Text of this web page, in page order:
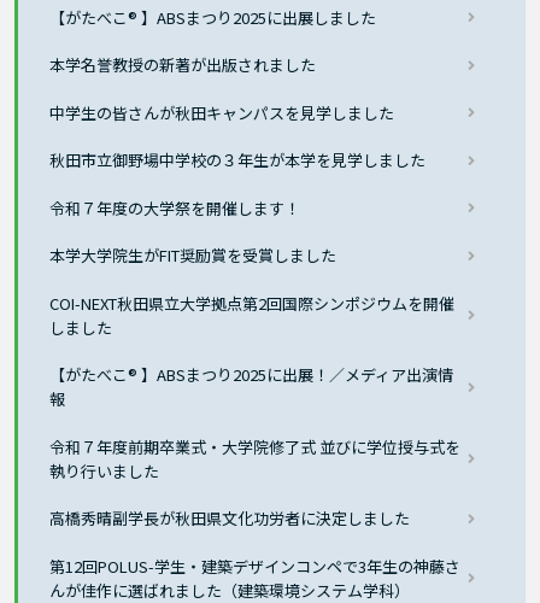
【がたべこ® 】ABSまつり2025に出展しました
本学名誉教授の新著が出版されました
中学生の皆さんが秋田キャンパスを見学しました
秋田市立御野場中学校の３年生が本学を見学しました
令和７年度の大学祭を開催します！
本学大学院生がFIT奨励賞を受賞しました
COI-NEXT秋田県立大学拠点第2回国際シンポジウムを開催
しました
【がたべこ® 】ABSまつり2025に出展！／メディア出演情
報
令和７年度前期卒業式・大学院修了式 並びに学位授与式を
執り行いました
高橋秀晴副学長が秋田県文化功労者に決定しました
第12回POLUS-学生・建築デザインコンペで3年生の神藤さ
んが佳作に選ばれました（建築環境システム学科）